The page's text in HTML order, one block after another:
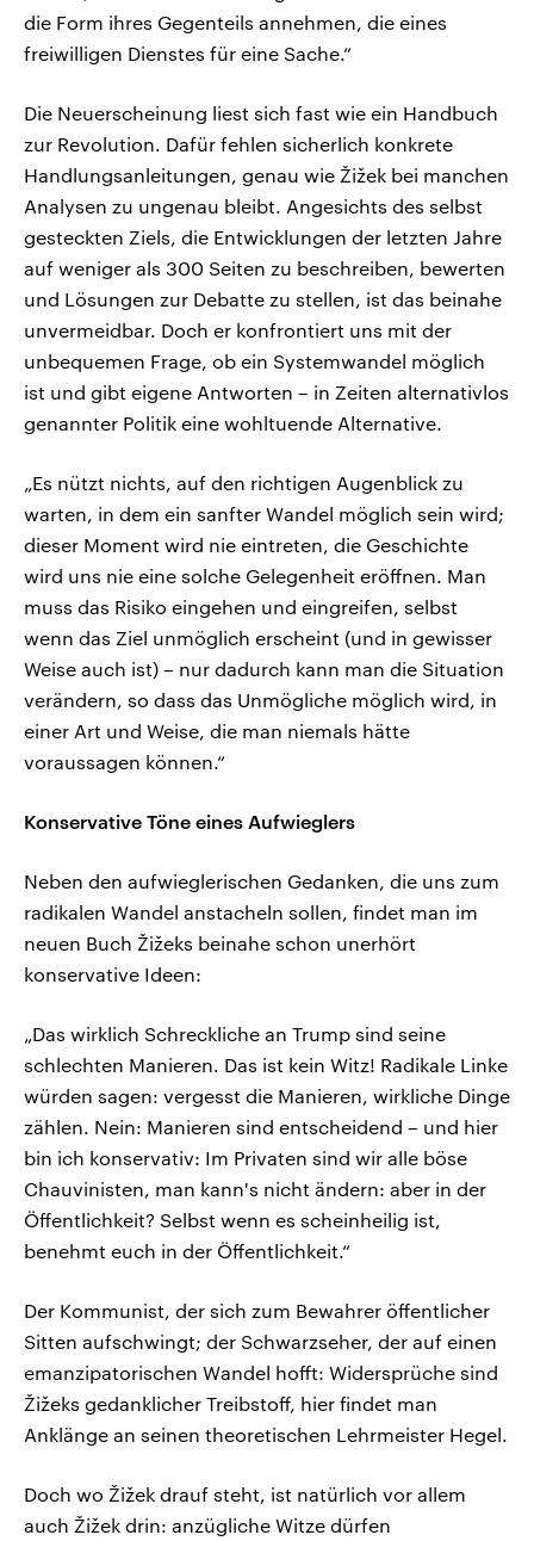
die Form ihres Gegenteils annehmen, die eines
freiwilligen Dienstes für eine Sache.“
Die Neuerscheinung liest sich fast wie ein Handbuch
zur Revolution. Dafür fehlen sicherlich konkrete
Handlungsanleitungen, genau wie Žižek bei manchen
Analysen zu ungenau bleibt. Angesichts des selbst
gesteckten Ziels, die Entwicklungen der letzten Jahre
auf weniger als 300 Seiten zu beschreiben, bewerten
und Lösungen zur Debatte zu stellen, ist das beinahe
unvermeidbar. Doch er konfrontiert uns mit der
unbequemen Frage, ob ein Systemwandel möglich
ist und gibt eigene Antworten – in Zeiten alternativlos
genannter Politik eine wohltuende Alternative.
„Es nützt nichts, auf den richtigen Augenblick zu
warten, in dem ein sanfter Wandel möglich sein wird;
dieser Moment wird nie eintreten, die Geschichte
wird uns nie eine solche Gelegenheit eröffnen. Man
muss das Risiko eingehen und eingreifen, selbst
wenn das Ziel unmöglich erscheint (und in gewisser
Weise auch ist) – nur dadurch kann man die Situation
verändern, so dass das Unmögliche möglich wird, in
einer Art und Weise, die man niemals hätte
voraussagen können.“
Konservative Töne eines Aufwieglers
Neben den aufwieglerischen Gedanken, die uns zum
radikalen Wandel anstacheln sollen, findet man im
neuen Buch Žižeks beinahe schon unerhört
konservative Ideen:
„Das wirklich Schreckliche an Trump sind seine
schlechten Manieren. Das ist kein Witz! Radikale Linke
würden sagen: vergesst die Manieren, wirkliche Dinge
zählen. Nein: Manieren sind entscheidend – und hier
bin ich konservativ: Im Privaten sind wir alle böse
Chauvinisten, man kann's nicht ändern: aber in der
Öffentlichkeit? Selbst wenn es scheinheilig ist,
benehmt euch in der Öffentlichkeit.“
Der Kommunist, der sich zum Bewahrer öffentlicher
Sitten aufschwingt; der Schwarzseher, der auf einen
emanzipatorischen Wandel hofft: Widersprüche sind
Žižeks gedanklicher Treibstoff, hier findet man
Anklänge an seinen theoretischen Lehrmeister Hegel.
Doch wo Žižek drauf steht, ist natürlich vor allem
auch Žižek drin: anzügliche Witze dürfen